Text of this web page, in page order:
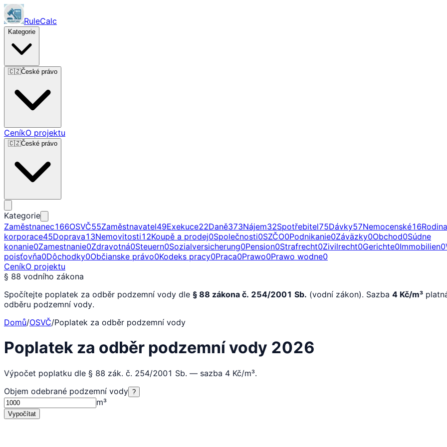
RuleCalc
Kategorie
🇨🇿České právo
CeníkO projektu
🇨🇿České právo
Kategorie
Zaměstnanec166OSVČ55Zaměstnavatel49Exekuce22Daně373Nájem32Spotřebitel75Dávky57Nemocenské16Rodina
korporace45Doprava13Nemovitosti12Koupě a prodej0Společnosti0SZČO0Podnikanie0Záväzky0Obchod0Súdne
konanie0Zamestnanie0Zdravotná0Steuern0Sozialversicherung0Pension0Strafrecht0Zivilrecht0Gerichte0Immobilien0
poisťovňa0Dôchodky0Občianske právo0Kodeks pracy0Praca0Prawo0Prawo wodne0
CeníkO projektu
§ 88 vodního zákona
Spočítejte poplatek za odběr podzemní vody dle § 88 zákona č. 254/2001 Sb. (vodní zákon). Sazba 4 Kč/m³
odběru podzemní vody.
Domů/OSVČ/Poplatek za odběr podzemní vody
Poplatek za odběr podzemní vody 2026
Výpočet poplatku dle § 88 zák. č. 254/2001 Sb. — sazba 4 Kč/m³.
Objem odebrané podzemní vody ?
m³
Vypočítat